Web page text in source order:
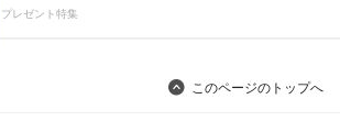
プレゼント特集
このページのトップへ